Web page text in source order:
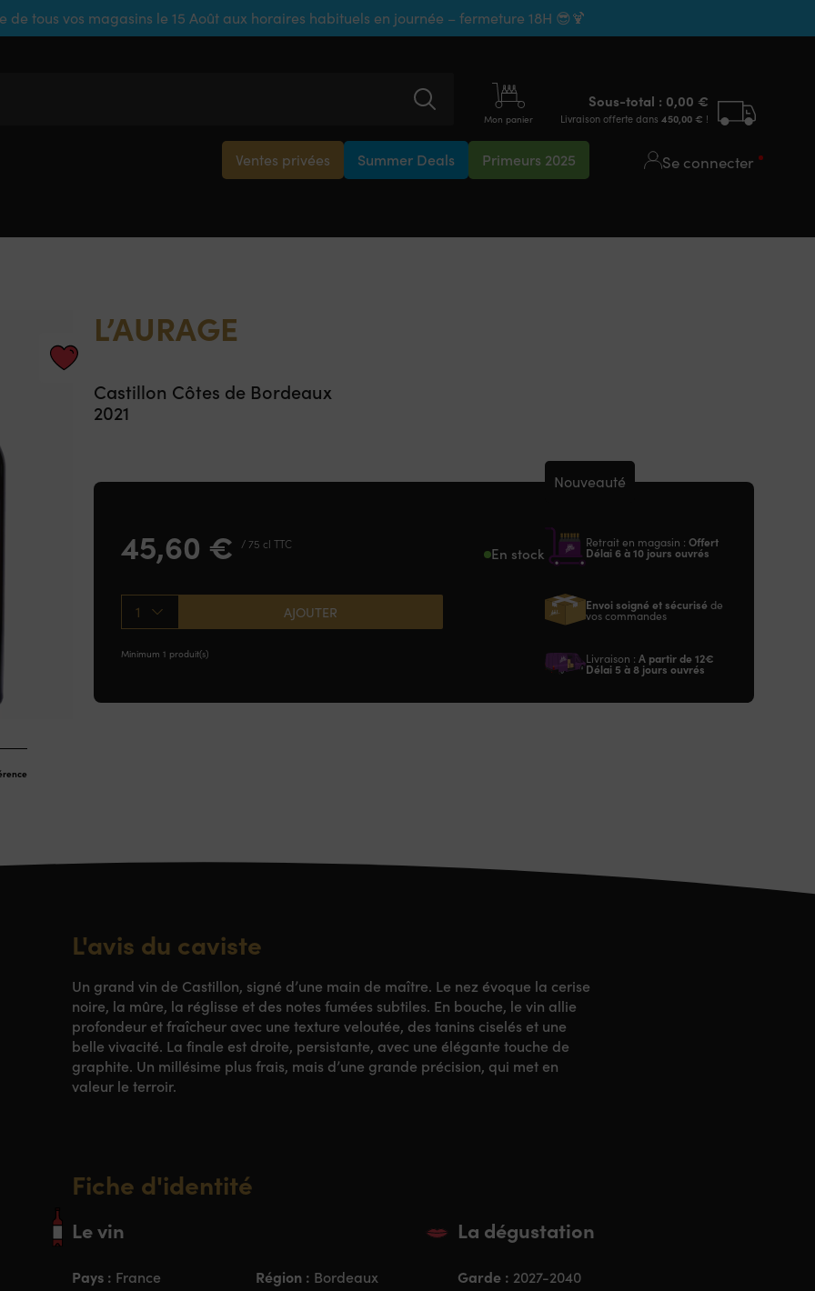
tous vos magasins le 15 Août aux horaires habituels en journée – fermeture 18H 😎🍹
Mon panier
Sous-total : 0,00 €
Livraison offerte dans 450,00 € !
Ventes privées Summer Deals Primeurs 2025 Se connecter
L’AURAGE
Castillon Côtes de Bordeaux
2021
45,60 € / 75 cl TTC En stock
1 AJOUTER
Minimum 1 produit(s)
Nouveauté
Retrait en magasin : Offert
Délai 6 à 10 jours ouvrés
Envoi soigné et sécurisé de
vos commandes
Livraison : A partir de 12€
Délai 5 à 8 jours ouvrés
L'avis du caviste
Un grand vin de Castillon, signé d’une main de maître. Le nez évoque la cerise
noire, la mûre, la réglisse et des notes fumées subtiles. En bouche, le vin allie
profondeur et fraîcheur avec une texture veloutée, des tanins ciselés et une
belle vivacité. La finale est droite, persistante, avec une élégante touche de
graphite. Un millésime plus frais, mais d’une grande précision, qui met en
valeur le terroir.
Fiche d'identité
Le vin
Pays : France Région : Bordeaux
La dégustation
Garde : 2027-2040